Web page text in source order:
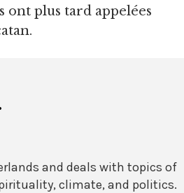
ont plus tard appelées
and deals with topics of
climate, and politics.